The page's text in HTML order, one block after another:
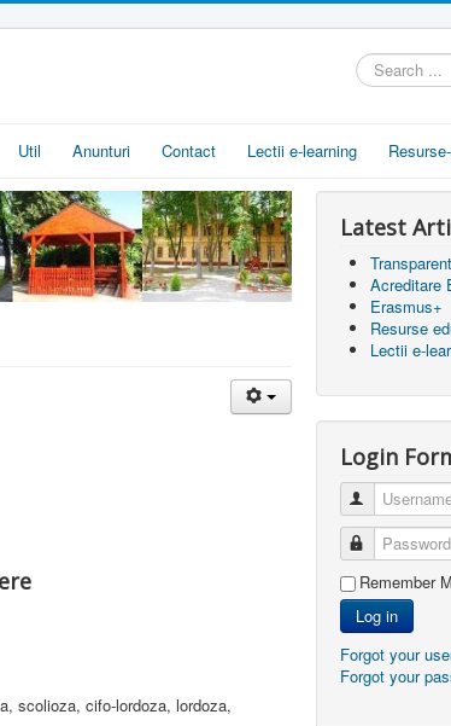
Search
...
Util Anunturi Contact Lectii e-learning
scolioza, cifo-lordoza, lordoza,
Latest
Acreditare
Erasmus+
Resurse
Lectii e-
Login
Username
Password
Remember
Log in
Forgot your
Forgot your